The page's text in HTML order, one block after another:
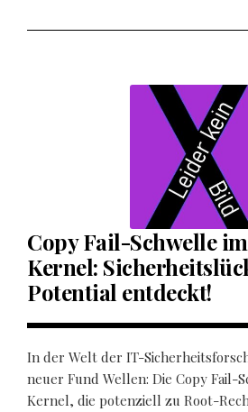
Copy Fail-Schwelle
Kernel:
Potential entdeckt!
In der Welt der IT-
neuer Fund Wellen: Die Copy Fail-
Kernel, die potenziell zu Root-